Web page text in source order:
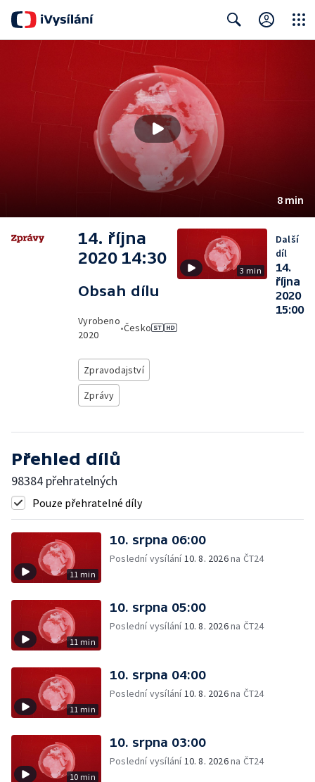
8 min
14. října
2020 14:30
Obsah dílu
Vyrobeno
2020
•Česko
Zpravodajství
Zprávy
3 min
Další
díl
14.
října
2020
15:00
Přehled dílů
98384 přehratelných
Pouze přehratelné díly
11 min
10. srpna 06:00
Poslední vysílání10. 8. 2026na ČT24
11 min
10. srpna 05:00
Poslední vysílání10. 8. 2026na ČT24
11 min
10. srpna 04:00
Poslední vysílání10. 8. 2026na ČT24
10 min
10. srpna 03:00
Poslední vysílání10. 8. 2026na ČT24